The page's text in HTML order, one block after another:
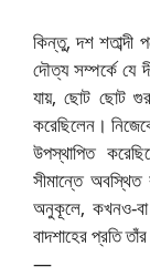
কিন্তু, দশ শতাব্দী
দৌত্য সম্পর্কে যে
যায়, ছোট ছোট
করেছিলেন।
উপস্থাপিত
সীমান্তে
অনুকূলে, কখনও-বা
বাদশাহের প্রতি
—